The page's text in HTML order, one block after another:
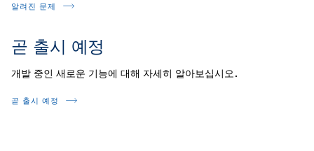
알려진 문제
곧 출시 예정
개발 중인 새로운 기능에 대해 자세히 알아보십시오.
곧 출시 예정